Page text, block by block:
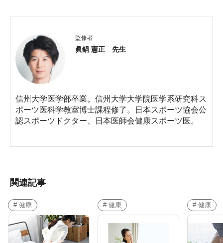
監修者
眞鍋 憲正 先生
信州大学医学部卒業。信州大学大学院医学系研究科ス
ポーツ医科学教室博士課程修了。日本スポーツ協会公
認スポーツドクター、日本医師会健康スポーツ医。
関連記事
# 健康 # 健康 # 健康